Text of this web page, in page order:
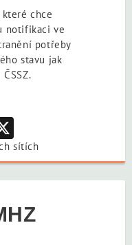
které chce
notifikaci ve
potřeby
stavu jak
sítích